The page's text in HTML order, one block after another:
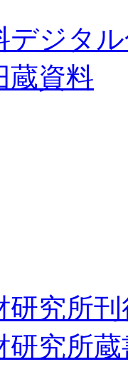
デジタ
蔵資料
研究所
研究所